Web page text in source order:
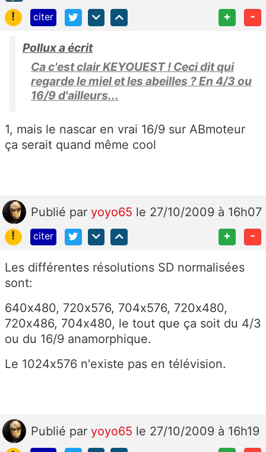
!
citer + -
Pollux a écrit
Ca c'est clair KEYOUEST ! Ceci dit qui
regarde le miel et les abeilles ? En 4/3 ou
16/9 d'ailleurs...
1, mais le nascar en vrai 16/9 sur ABmoteur
ça serait quand même cool
Publié par yoyo65 le 27/10/2009 à 16h07
!
citer + -
Les différentes résolutions SD normalisées
sont:
640x480, 720x576, 704x576, 720x480,
720x486, 704x480, le tout que ça soit du 4/3
ou du 16/9 anamorphique.
Le 1024x576 n'existe pas en télévision.
Publié par yoyo65 le 27/10/2009 à 16h19